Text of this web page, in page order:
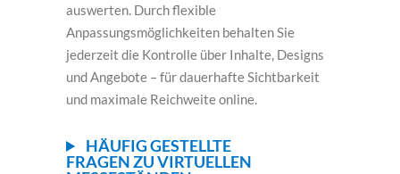
auswerten. Durch flexible
Anpassungsmöglichkeiten behalten Sie
jederzeit die Kontrolle über Inhalte, Designs
und Angebote – für dauerhafte Sichtbarkeit
und maximale Reichweite online.
HÄUFIG GESTELLTE
FRAGEN ZU VIRTUELLEN